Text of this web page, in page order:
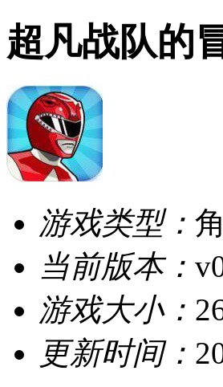
超凡战队的
游戏类型：
当前版本：
游戏大小：
更新时间：